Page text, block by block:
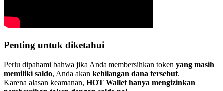
Penting untuk diketahui
Perlu dipahami bahwa jika Anda membersihkan token yang masih
memiliki saldo, Anda akan kehilangan dana tersebut.
Karena alasan keamanan, HOT Wallet hanya mengizinkan